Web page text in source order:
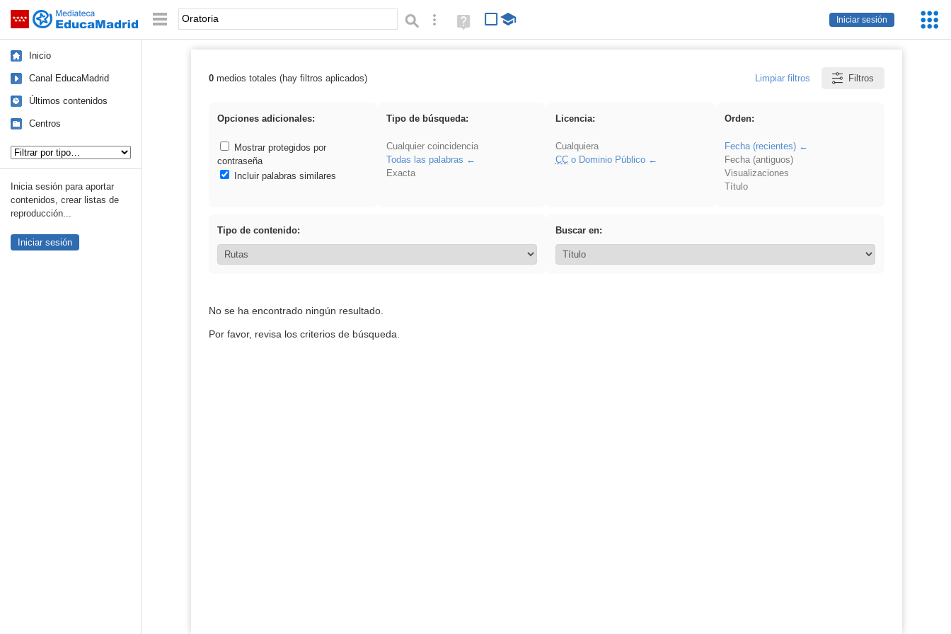
Saltar navegación
Iniciar sesión
Palabra o frase: Búsqueda avanzada
Ayuda
(en
Inicio
Canal EducaMadrid
Últimos contenidos
Centros
Inicia sesión para aportar
contenidos, crear listas de
reproducción...
Iniciar sesión
Resultados de: Oratoria
0medios totales (hay filtros aplicados) Limpiar filtros Filtros
Opciones adicionales:
Mostrar protegidos por
contraseña
Incluir palabras similares
Tipo de búsqueda:
Cualquier coincidencia
Todas las palabras
Exacta
Licencia:
Cualquiera
CCo Dominio Público
Orden:
Fecha (recientes)
Fecha (antiguos)
Visualizaciones
Título
Tipo de contenido: Buscar en:
No se ha encontrado ningún resultado.
Por favor, revisa los criterios de búsqueda.